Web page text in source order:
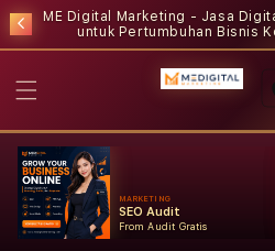
ME Digital Marketing - Jasa
untuk Pertumbuhan Bisnis
MARKETING
SEO Audit
From Audit Gratis